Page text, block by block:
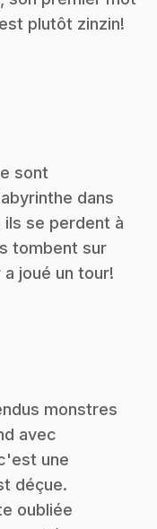
plutôt zinzin!
sont
dans
ils se perdent à
tombent sur
joué un tour!
monstres
avec
une
déçue.
oubliée